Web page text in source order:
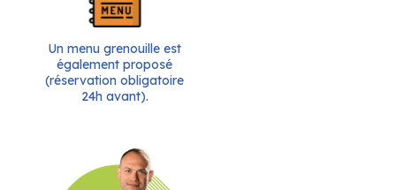
Un menu grenouille est
également proposé
(réservation obligatoire
24h avant).